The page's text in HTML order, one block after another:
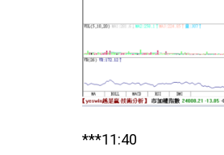
***11:40